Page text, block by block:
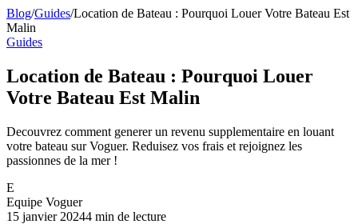
Blog/Guides/Location de Bateau : Pourquoi Louer Votre Bateau Est
Malin
Guides
Location de Bateau : Pourquoi Louer
Votre Bateau Est Malin
Decouvrez comment generer un revenu supplementaire en louant
votre bateau sur Voguer. Reduisez vos frais et rejoignez les
passionnes de la mer !
E
Equipe Voguer
15 janvier 20244 min de lecture